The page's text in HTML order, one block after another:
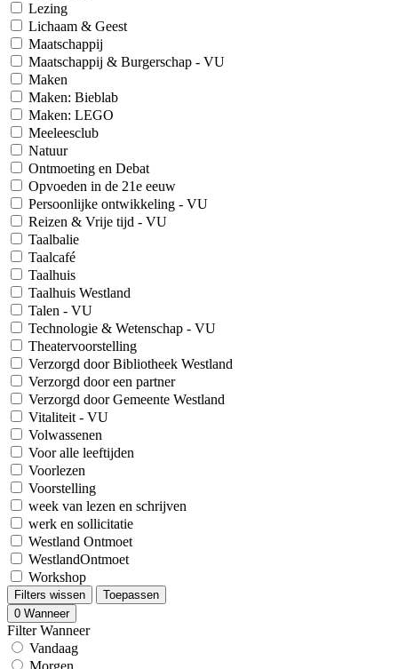
Lezing
Lichaam & Geest
Maatschappij
Maatschappij & Burgerschap - VU
Maken
Maken: Bieblab
Maken: LEGO
Meeleesclub
Natuur
Ontmoeting en Debat
Opvoeden in de 21e eeuw
Persoonlijke ontwikkeling - VU
Reizen & Vrije tijd - VU
Taalbalie
Taalcafé
Taalhuis
Taalhuis Westland
Talen - VU
Technologie & Wetenschap - VU
Theatervoorstelling
Verzorgd door Bibliotheek Westland
Verzorgd door een partner
Verzorgd door Gemeente Westland
Vitaliteit - VU
Volwassenen
Voor alle leeftijden
Voorlezen
Voorstelling
week van lezen en schrijven
werk en sollicitatie
Westland Ontmoet
WestlandOntmoet
Workshop
Filters wissen
Toepassen
0 Wanneer
Filter Wanneer
Vandaag
Morgen